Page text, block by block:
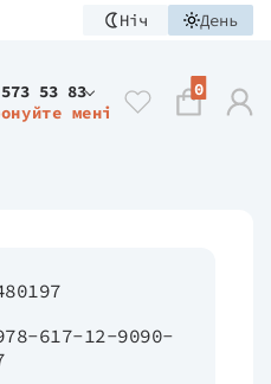
Ніч День
53 83
мені
0
617-12-9090-